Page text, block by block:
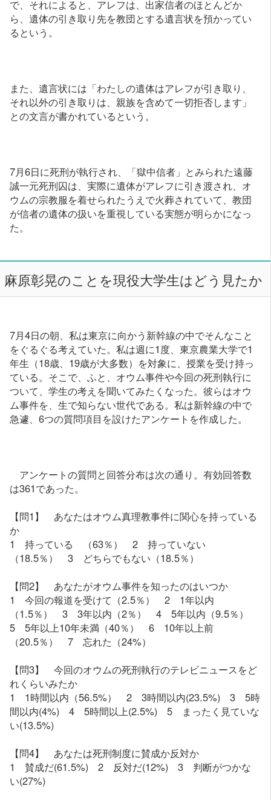
で、それによると、アレフは、出家信者のほとんどか
ら、遺体の引き取り先を教団とする遺言状を預かってい
るという。
また、遺言状には「わたしの遺体はアレフが引き取り、
それ以外の引き取りは、親族を含めて一切拒否します」
との文言が書かれているという。
7月6日に死刑が執行され、「獄中信者」とみられた遠藤
誠一元死刑囚は、実際に遺体がアレフに引き渡され、オ
ウムの宗教服を着せられたうえで火葬されていて、教団
が信者の遺体の扱いを重視している実態が明らかになっ
た。
麻原彰晃のことを現役大学生はどう見たか
7月4日の朝、私は東京に向かう新幹線の中でそんなこと
をぐるぐる考えていた。私は週に1度、東京農業大学で1
年生（18歳、19歳が大多数）を対象に、授業を受け持っ
ている。そこで、ふと、オウム事件や今回の死刑執行に
ついて、学生の考えを聞いてみたくなった。彼らはオウ
ム事件を、生で知らない世代である。私は新幹線の中で
急遽、6つの質問項目を設けたアンケートを作成した。
アンケートの質問と回答分布は次の通り。有効回答数
は361であった。
【問1】 あなたはオウム真理教事件に関心を持っている
か
1 持っている （63％） 2 持っていない
（18.5％） 3 どちらでもない（18.5％）
【問2】 あなたがオウム事件を知ったのはいつか
1 今回の報道を受けて（2.5％） 2 1年以内
（1.5％） 3 3年以内（2％） 4 5年以内（9.5％）
5 5年以上10年未満（40％） 6 10年以上前
（20.5％） 7 忘れた（24%）
【問3】 今回のオウムの死刑執行のテレビニュースをど
れくらいみたか
1 1時間以内（56.5%） 2 3時間以内(23.5%) 3 5時
間以内(4%) 4 5時間以上(2.5%) 5 まったく見ていな
い(13.5%)
【問4】 あなたは死刑制度に賛成か反対か
1 賛成だ(61.5%) 2 反対だ(12%) 3 判断がつかな
い(27%)